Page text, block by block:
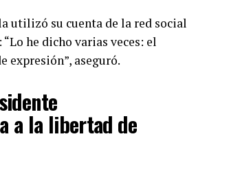
utilizó su cuenta de la red social
he dicho varias veces: el
expresión”, aseguró.
a la libertad de